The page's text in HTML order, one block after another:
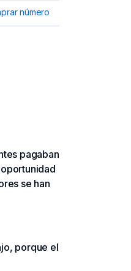
número
pagaban
se han
porque el